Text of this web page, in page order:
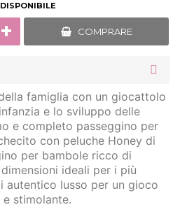
DISPONIBILE
+ COMPRARE
famiglia con un giocattolo
e lo sviluppo delle
e completo passeggino per
con peluche Honey di
per bambole ricco di
ideali per i più
autentico lusso per un gioco
stimolante.